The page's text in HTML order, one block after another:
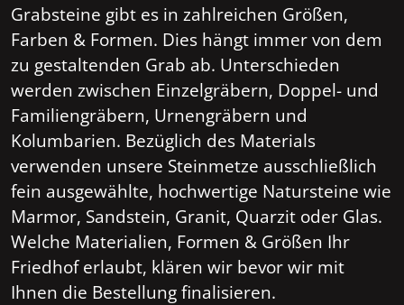
Grabsteine gibt es in zahlreichen Größen,
Farben & Formen. Dies hängt immer von dem
zu gestaltenden Grab ab. Unterschieden
werden zwischen Einzelgräbern, Doppel- und
Familiengräbern, Urnengräbern und
Kolumbarien. Bezüglich des Materials
verwenden unsere Steinmetze ausschließlich
fein ausgewählte, hochwertige Natursteine wie
Marmor, Sandstein, Granit, Quarzit oder Glas.
Welche Materialien, Formen & Größen Ihr
Friedhof erlaubt, klären wir bevor wir mit
Ihnen die Bestellung finalisieren.